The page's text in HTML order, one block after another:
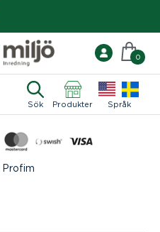
Sök Produkter Språk
0
Profim